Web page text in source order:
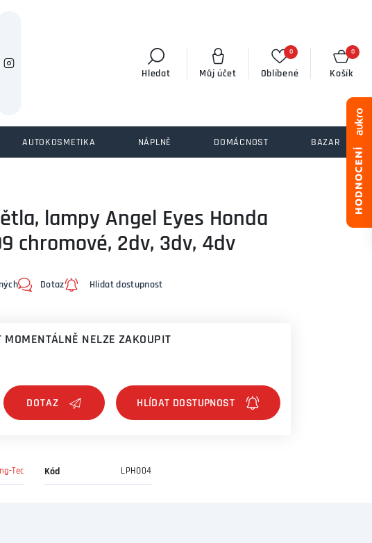
Hledat Můj účet
0
Oblíbené
0
Košík
AUTOKOSMETIKA NÁPLNĚ DOMÁCNOST BAZAR
lampy Angel Eyes Honda
chromové, 2dv, 3dv, 4dv
Dotaz Hlídat dostupnost
MOMENTÁLNĚ NELZE ZAKOUPIT
DOTAZ
Tec Kód LPHO04